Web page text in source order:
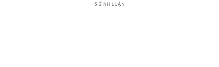
5 BÌNH LUẬN